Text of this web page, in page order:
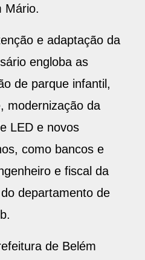
Mário.
e adaptação da
engloba as
de parque infantil,
modernização da
LED e novos
como bancos e
e fiscal da
departamento de
de Belém